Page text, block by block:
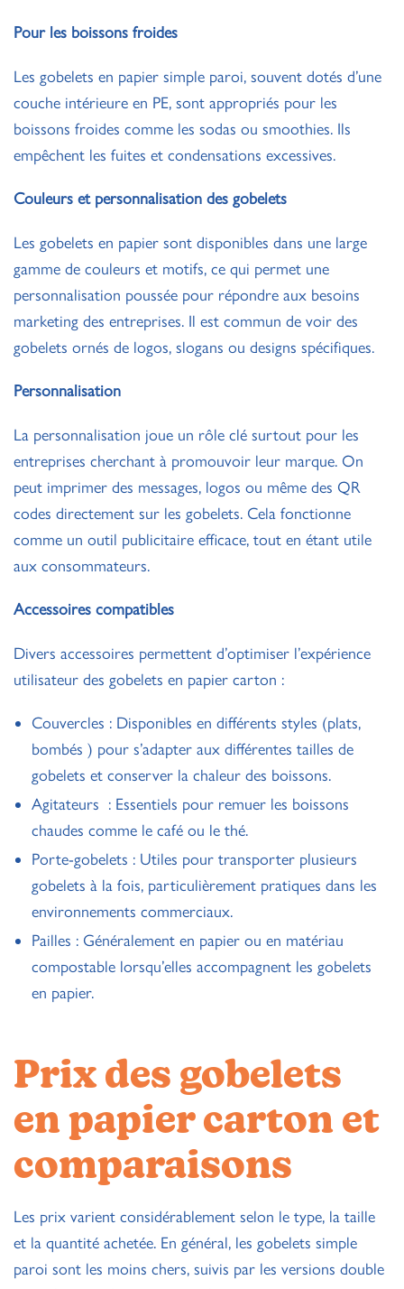
Pour les boissons froides
Les gobelets en papier simple paroi, souvent dotés d’une
couche intérieure en PE, sont appropriés pour les
boissons froides comme les sodas ou smoothies. Ils
empêchent les fuites et condensations excessives.
Couleurs et personnalisation des gobelets
Les gobelets en papier sont disponibles dans une large
gamme de couleurs et motifs, ce qui permet une
personnalisation poussée pour répondre aux besoins
marketing des entreprises. Il est commun de voir des
gobelets ornés de logos, slogans ou designs spécifiques.
Personnalisation
La personnalisation joue un rôle clé surtout pour les
entreprises cherchant à promouvoir leur marque. On
peut imprimer des messages, logos ou même des QR
codes directement sur les gobelets. Cela fonctionne
comme un outil publicitaire efficace, tout en étant utile
aux consommateurs.
Accessoires compatibles
Divers accessoires permettent d’optimiser l’expérience
utilisateur des gobelets en papier carton :
Couvercles : Disponibles en différents styles (plats,
bombés ) pour s’adapter aux différentes tailles de
gobelets et conserver la chaleur des boissons.
Agitateurs : Essentiels pour remuer les boissons
chaudes comme le café ou le thé.
Porte-gobelets : Utiles pour transporter plusieurs
gobelets à la fois, particulièrement pratiques dans les
environnements commerciaux.
Pailles : Généralement en papier ou en matériau
compostable lorsqu’elles accompagnent les gobelets
en papier.
Prix des gobelets
en papier carton et
comparaisons
Les prix varient considérablement selon le type, la taille
et la quantité achetée. En général, les gobelets simple
paroi sont les moins chers, suivis par les versions double